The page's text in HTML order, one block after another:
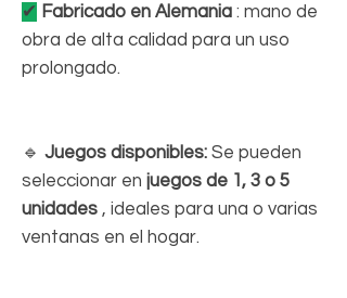
✔ Fabricado en Alemania : mano de
obra de alta calidad para un uso
prolongado.
🔹 Juegos disponibles: Se pueden
seleccionar en juegos de 1, 3 o 5
unidades , ideales para una o varias
ventanas en el hogar.